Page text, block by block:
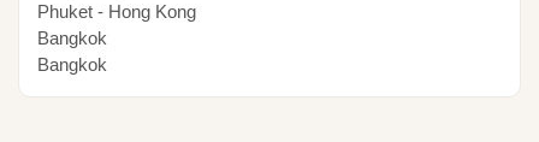
Phuket - Hong Kong
Bangkok
Bangkok